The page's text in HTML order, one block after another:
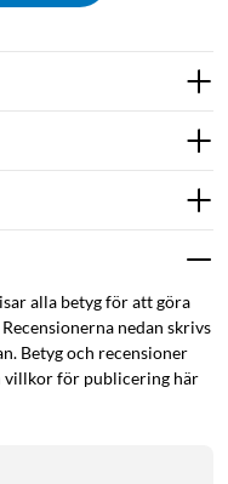
alla betyg för att göra
nedan skrivs
Betyg och recensioner
villkor för publicering här